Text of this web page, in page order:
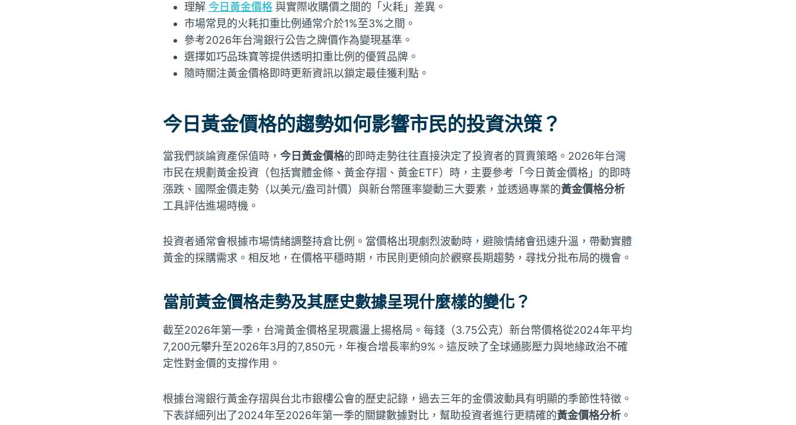
理解 今日黃金價格 與實際收購價之間的「火耗」差異。
市場常見的火耗扣重比例通常介於1%至3%之間。
參考2026年台灣銀行公告之牌價作為變現基準。
選擇如巧品珠寶等提供透明扣重比例的優質品牌。
隨時關注黃金價格即時更新資訊以鎖定最佳獲利點。
今日黃金價格的趨勢如何影響市民的投資決策？
當我們談論資產保值時， 今日黃金價格的即時走勢往往直接決定了投資者的買賣策略。2026年台灣
市民在規劃黃金投資（包括實體金條、黃金存摺、黃金ETF）時，主要參考「今日黃金價格」的即時
漲跌、國際金價走勢（以美元/盎司計價）與新台幣匯率變動三大要素，並透過專業的黃金價格分析
工具評估進場時機。
投資者通常會根據市場情緒調整持倉比例。當價格出現劇烈波動時，避險情緒會迅速升溫，帶動實體
黃金的採購需求。相反地，在價格平穩時期，市民則更傾向於觀察長期趨勢，尋找分批布局的機會。
當前黃金價格走勢及其歷史數據呈現什麼樣的變化？
截至2026年第一季，台灣黃金價格呈現震盪上揚格局。每錢（3.75公克）新台幣價格從2024年平均
7,200元攀升至2026年3月的7,850元，年複合增長率約9%。這反映了全球通膨壓力與地緣政治不確
定性對金價的支撐作用。
根據台灣銀行黃金存摺與台北市銀樓公會的歷史記錄，過去三年的金價波動具有明顯的季節性特徵。
下表詳細列出了2024年至2026年第一季的關鍵數據對比，幫助投資者進行更精確的黃金價格分析 。